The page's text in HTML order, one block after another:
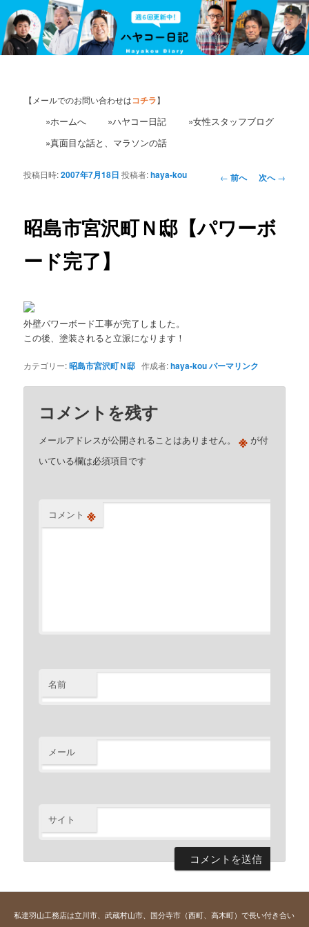
【メールでのお問い合わせはコチラ】
»ホームへ »ハヤコー日記
»女性スタッフブログ
»真面目な話と、マラソンの話
投
ビ
ゲ
← 前へ 次へ→
昭島市宮沢町Ｎ邸【パワーボ
ード完了】
投稿日時:2007年7月18日 投稿者:haya-kou
外壁パワーボード工事が完了しました。
この後、塗装されると立派になります！
カテゴリー:昭島市宮沢町Ｎ邸 作成者:haya-kouパーマリンク
コメントを残す
メールアドレスが公開されることはありません。 ※ が付
いている欄は必須項目です
コメント ※
名前
メール
サイト
私達羽山工務店は立川市、武蔵村山市、国分寺市（西町、高木町）で長い付き合い